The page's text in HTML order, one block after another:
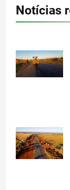
Notícias